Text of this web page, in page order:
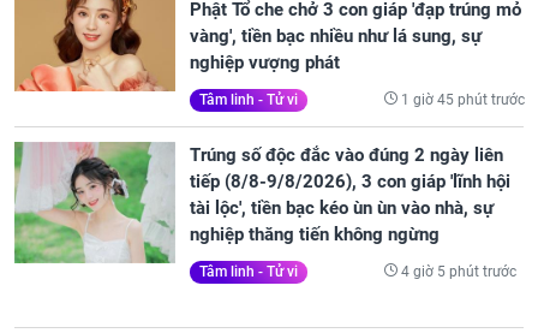
Phật Tổ che chở 3 con giáp 'đạp trúng mỏ
vàng', tiền bạc nhiều như lá sung, sự
nghiệp vượng phát
Tâm linh - Tử vi 1 giờ 45 phút trước
Trúng số độc đắc vào đúng 2 ngày liên
tiếp (8/8-9/8/2026), 3 con giáp 'lĩnh hội
tài lộc', tiền bạc kéo ùn ùn vào nhà, sự
nghiệp thăng tiến không ngừng
Tâm linh - Tử vi 4 giờ 5 phút trước